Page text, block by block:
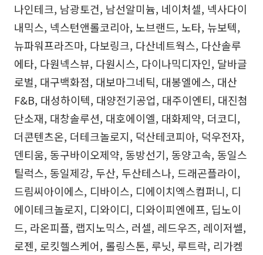
나인테크, 남광토건, 남선알미늄, 네이처셀, 넥사다이
내믹스, 넥스턴앤롤코리아, 노브랜드, 노타, 뉴보텍,
뉴파워프라즈마, 다보링크, 다산네트웍스, 다산솔루
에타, 다원넥스뷰, 다원시스, 다이나믹디자인, 달바글
로벌, 대구백화점, 대보마그네틱, 대봉엘에스, 대산
F&B, 대성하이텍, 대양전기공업, 대주이엔티, 대진첨
단소재, 대창솔루션, 대호에이엘, 대화제약, 더코디,
더콘텐츠온, 더테크놀로지, 덕산테코피아, 덕우전자,
덴티움, 동구바이오제약, 동방선기, 동양고속, 동일스
틸럭스, 동일제강, 두산, 두산테스나, 드래곤플라이,
드림씨아이에스, 디바이스, 디에이치엑스컴퍼니, 디
에이테크놀로지, 디와이디, 디와이피엔에프, 딥노이
드, 라온피플, 랩지노믹스, 러셀, 레드우즈, 레이저쎌,
로젠, 로킷헬스케어, 롤링스톤, 루닛, 루트락, 리가켐